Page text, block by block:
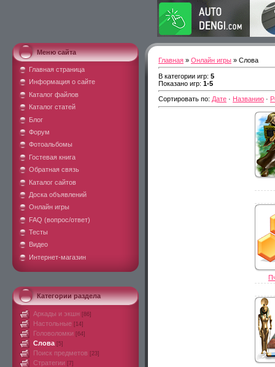
Меню сайта
Главная страница
Информация о сайте
Каталог файлов
Каталог статей
Блог
Форум
Фотоальбомы
Гостевая книга
Обратная связь
Каталог сайтов
Доска объявлений
Онлайн игры
FAQ (вопрос/ответ)
Тесты
Видео
Интернет-магазин
Категории раздела
Аркады и экшн [86]
Настольные [14]
Головоломки [64]
Слова [5]
Поиск предметов [23]
Стратегии [7]
Главная » Онлайн игры » Слова
В категории игр: 5
Показано игр: 1-5
Сортировать по: Дате · Названию ·